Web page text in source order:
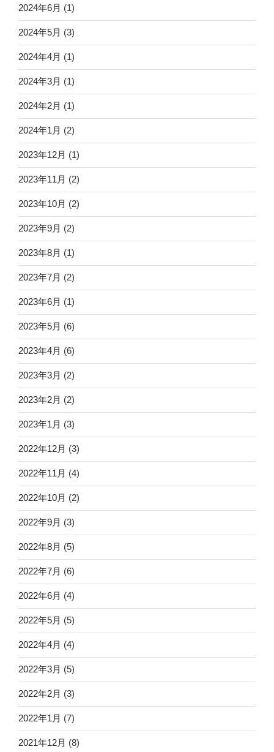
2024年6月 (1)
2024年5月 (3)
2024年4月 (1)
2024年3月 (1)
2024年2月 (1)
2024年1月 (2)
2023年12月 (1)
2023年11月 (2)
2023年10月 (2)
2023年9月 (2)
2023年8月 (1)
2023年7月 (2)
2023年6月 (1)
2023年5月 (6)
2023年4月 (6)
2023年3月 (2)
2023年2月 (2)
2023年1月 (3)
2022年12月 (3)
2022年11月 (4)
2022年10月 (2)
2022年9月 (3)
2022年8月 (5)
2022年7月 (6)
2022年6月 (4)
2022年5月 (5)
2022年4月 (4)
2022年3月 (5)
2022年2月 (3)
2022年1月 (7)
2021年12月 (8)